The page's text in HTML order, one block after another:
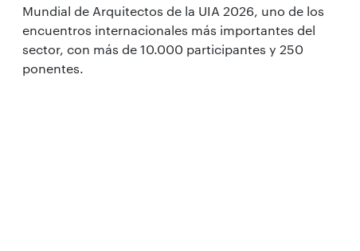
Mundial de Arquitectos de la UIA 2026, uno de los
encuentros internacionales más importantes del
sector, con más de 10.000 participantes y 250
ponentes.